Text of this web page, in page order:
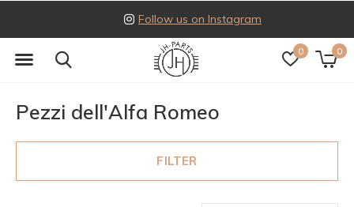
0 0
Follow us on Instagram
Pezzi dell'Alfa Romeo
FILTER